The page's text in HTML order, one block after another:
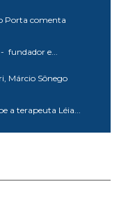
Porta comenta
fundador e...
Márcio Sônego
a terapeuta Léia...